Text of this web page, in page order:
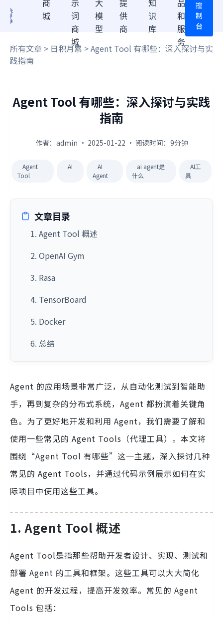
商
城
示
词
商
城
大
模
型
提
供
商
知
识
库
品
和
服
务
控
制
台
所有文章 > 日积月累 > Agent Tool 有哪些：深入探讨与实
践指南
Agent Tool 有哪些：深入探讨与实践
指南
作者：admin · 2025-01-22 · 阅读时间：9分钟
Agent
Tool
AI
AI
Agent
ai agent是
什么
AI工
具
文章目录
1. Agent Tool 概述
2. OpenAI Gym
3. Rasa
4. TensorBoard
5. Docker
6. 总结
Agent 的应用场景非常广泛，从自动化测试到智能助
手，再到复杂的分布式系统，Agent 都扮演着关键角
色。为了更好地开发和利用 Agent，我们需要了解和
使用一些常见的 Agent Tools（代理工具）。本文将
围绕“Agent Tool 有哪些”这一主题，深入探讨几种
常见的 Agent Tools，并通过代码示例展示如何在实
际项目中使用这些工具。
1. Agent Tool 概述
Agent Tool是指那些帮助开发者设计、实现、测试和
部署 Agent 的工具和框架。这些工具可以大大简化
Agent 的开发过程，提高开发效率。常见的 Agent
Tools 包括：